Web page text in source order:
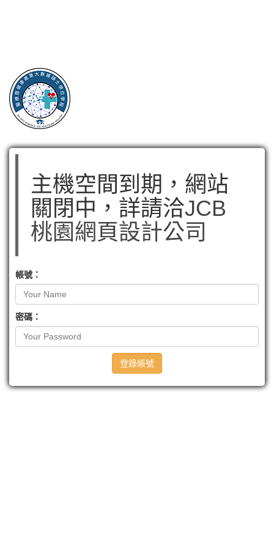
主機空間到期，網站
關閉中，詳請洽JCB
桃園網頁設計公司
帳號：
密碼：